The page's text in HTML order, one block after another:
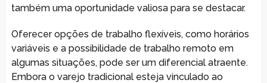
também uma oportunidade valiosa para se destacar.
Oferecer opções de trabalho flexíveis, como horários
variáveis e a possibilidade de trabalho remoto em
algumas situações, pode ser um diferencial atraente.
Embora o varejo tradicional esteja vinculado ao